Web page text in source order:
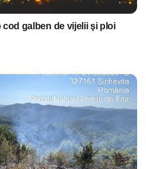
galben de vijelii şi ploi